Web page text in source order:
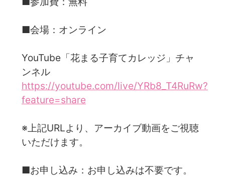
■会場：オンライン
YouTube「花まる子育てカレッジ」チャ
ンネル
https://youtube.com/live/YRb8_T4RuRw?
feature=share
※上記URLより、アーカイブ動画をご視聴
いただけます。
■お申し込み：お申し込みは不要です。